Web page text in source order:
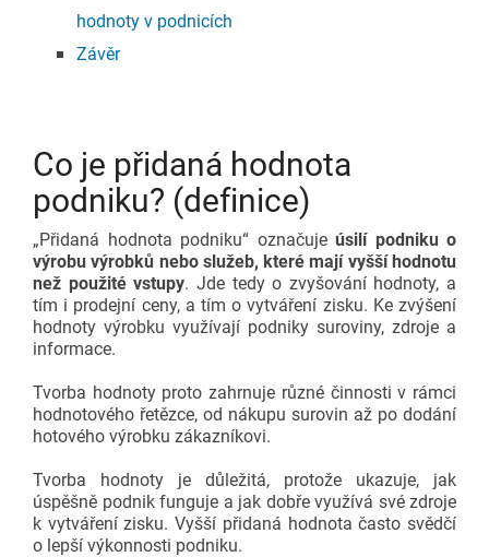
hodnoty v podnicích
Závěr
Co je přidaná hodnota
podniku? (definice)
„Přidaná hodnota podniku“ označuje úsilí podniku o
výrobu výrobků nebo služeb, které mají vyšší hodnotu
než použité vstupy. Jde tedy o zvyšování hodnoty, a
tím i prodejní ceny, a tím o vytváření zisku. Ke zvýšení
hodnoty výrobku využívají podniky suroviny, zdroje a
informace.
Tvorba hodnoty proto zahrnuje různé činnosti v rámci
hodnotového řetězce, od nákupu surovin až po dodání
hotového výrobku zákazníkovi.
Tvorba hodnoty je důležitá, protože ukazuje, jak
úspěšně podnik funguje a jak dobře využívá své zdroje
k vytváření zisku. Vyšší přidaná hodnota často svědčí
o lepší výkonnosti podniku.